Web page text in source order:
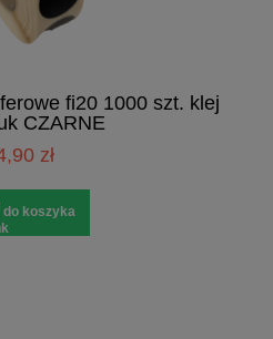
fi20 1000 szt. klej
CZARNE
zł
do koszyka